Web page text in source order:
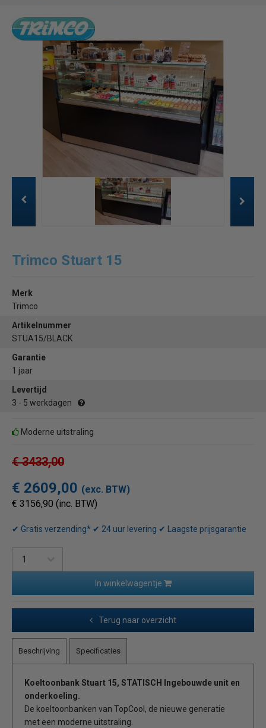
Trimco Stuart 15
Merk
Trimco
Artikelnummer
STUA15/BLACK
Garantie
1 jaar
Levertijd
3 - 5 werkdagen
Moderne uitstraling
€ 3433,00
€ 2609,00 (exc. BTW)
€ 3156,90 (inc. BTW)
✔ Gratis verzending* ✔ 24 uur levering ✔ Laagste prijsgarantie
In winkelwagentje
Terug naar overzicht
Beschrijving Specificaties
Koeltoonbank Stuart 15, STATISCH Ingebouwde unit en
onderkoeling.
De koeltoonbanken van TopCool, de nieuwe generatie
met een moderne uitstraling.